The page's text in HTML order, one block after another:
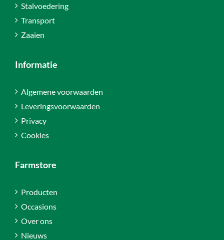
Stalvoedering
Transport
Zaaien
Informatie
Algemene voorwaarden
Leveringsvoorwaarden
Privacy
Cookies
Farmstore
Producten
Occasions
Over ons
Nieuws